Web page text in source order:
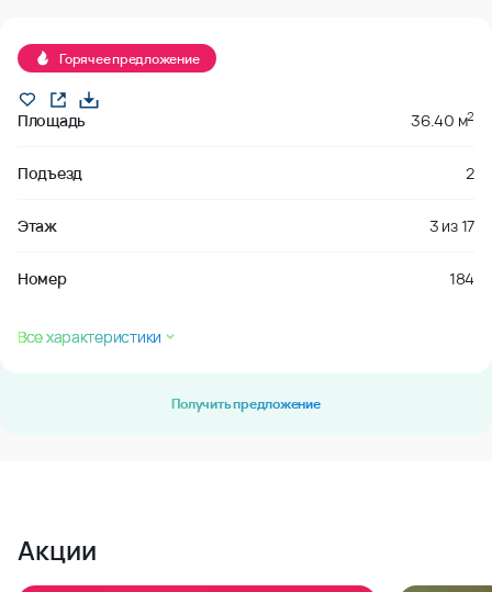
Горячее предложение
Площадь 36.40 м2
Подъезд 2
Этаж 3 из17
Номер 184
Все характеристики
Получить предложение
Акции